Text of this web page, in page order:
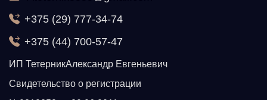
+375 (29) 777-34-74
+375 (44) 700-57-47
ИП ТетерникАлександр Евгеньевич
Свидетельство о регистрации